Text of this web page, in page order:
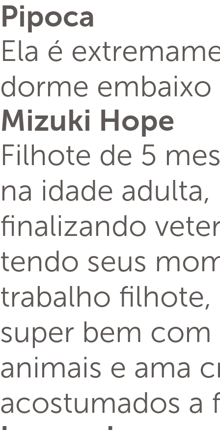
Pipoca
Ela é
dorme
Mizuki Hope
Filhote de 5
na idade
finalizando
tendo seus
trabalho filhote,
super bem
animais e ama
acostumados a